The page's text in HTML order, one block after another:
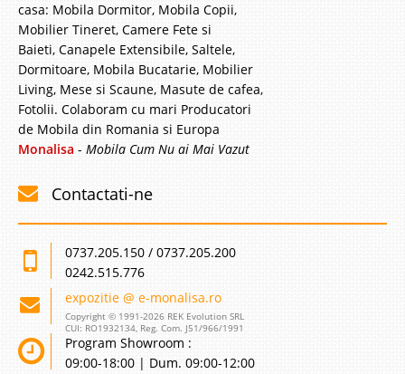
casa: Mobila Dormitor, Mobila Copii,
Mobilier Tineret, Camere Fete si
Baieti, Canapele Extensibile, Saltele,
Dormitoare, Mobila Bucatarie, Mobilier
Living, Mese si Scaune, Masute de cafea,
Fotolii. Colaboram cu mari Producatori
de Mobila din Romania si Europa
Monalisa - Mobila Cum Nu ai Mai Vazut
Contactati-ne
0737.205.150 / 0737.205.200
0242.515.776
expozitie @ e-monalisa.ro
Copyright © 1991-2026 REK Evolution SRL
CUI: RO1932134, Reg. Com. J51/966/1991
Program Showroom :
09:00-18:00 | Dum. 09:00-12:00